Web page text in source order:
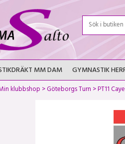
MM DAM GYMNASTIK
klubbshop >Göteborgs Turn >PT11